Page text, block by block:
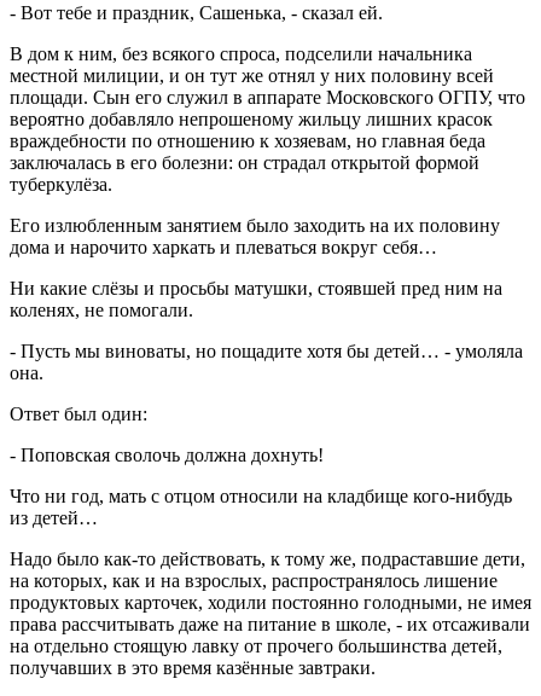
- Вот тебе и праздник, Сашенька, - сказал ей.
В дом к ним, без всякого спроса, подселили начальника
местной милиции, и он тут же отнял у них половину всей
площади. Сын его служил в аппарате Московского ОГПУ, что
вероятно добавляло непрошеному жильцу лишних красок
враждебности по отношению к хозяевам, но главная беда
заключалась в его болезни: он страдал открытой формой
туберкулёза.
Его излюбленным занятием было заходить на их половину
дома и нарочито харкать и плеваться вокруг себя…
Ни какие слёзы и просьбы матушки, стоявшей пред ним на
коленях, не помогали.
- Пусть мы виноваты, но пощадите хотя бы детей… - умоляла
она.
Ответ был один:
- Поповская сволочь должна дохнуть!
Что ни год, мать с отцом относили на кладбище кого-нибудь
из детей…
Надо было как-то действовать, к тому же, подраставшие дети,
на которых, как и на взрослых, распространялось лишение
продуктовых карточек, ходили постоянно голодными, не имея
права рассчитывать даже на питание в школе, - их отсаживали
на отдельно стоящую лавку от прочего большинства детей,
получавших в это время казённые завтраки.